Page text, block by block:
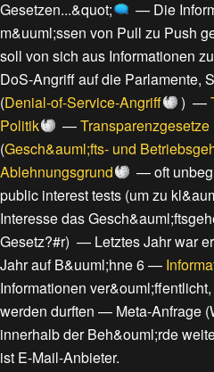
Gesetzen...&quot; — Die
m&uuml;ssen von Pull zu Push
soll von sich aus Informationen
DoS-Angriff auf die Parlamente,
(Denial-of-Service-Angriff ) —
Politik
—
(Gesch&auml;fts- und
Ablehnungsgrund
—oft
public interest tests (um zu
Interesse das
Gesetz?#r) — Letztes Jahr war
Jahr auf B&uuml;hne 6—
Informationen
werden durften — Meta-Anfrage
innerhalb der Beh&ouml;rde
ist E-Mail-Anbieter.